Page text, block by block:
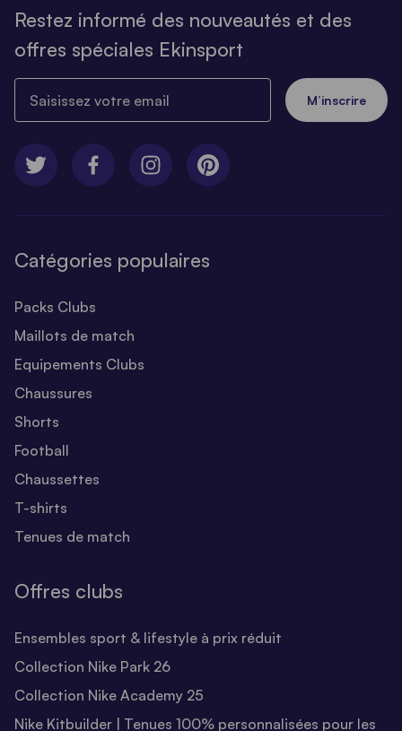
Restez informé des nouveautés et des
offres spéciales Ekinsport
M’inscrire
Catégories populaires
Packs Clubs
Maillots de match
Equipements Clubs
Chaussures
Shorts
Football
Chaussettes
T-shirts
Tenues de match
Offres clubs
Ensembles sport & lifestyle à prix réduit
Collection Nike Park 26
Collection Nike Academy 25
Nike Kitbuilder | Tenues 100% personnalisées pour les